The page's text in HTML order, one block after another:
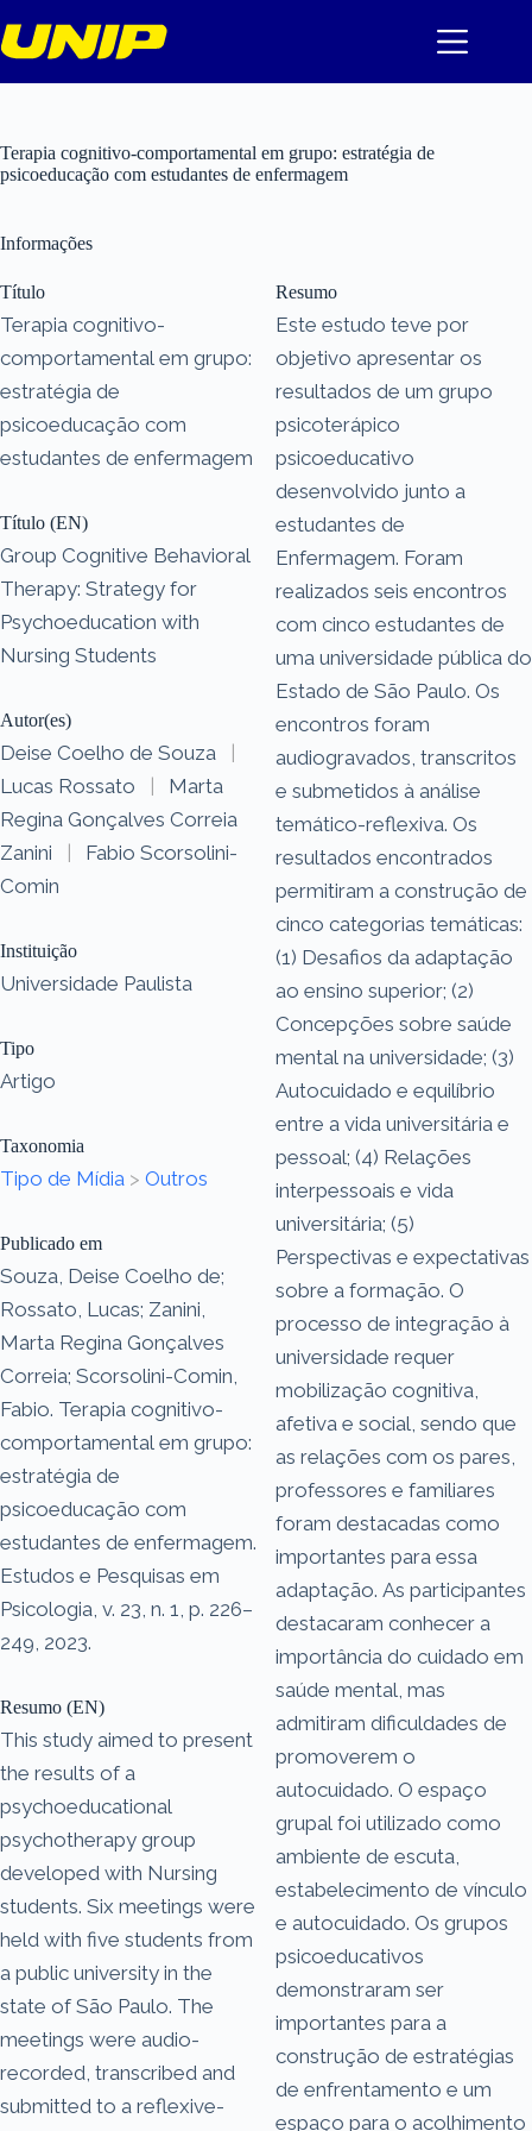
para
o
Terapia cognitivo-comportamental em grupo: estratégia de
psicoeducação com estudantes de enfermagem
Informações
Título
Terapia cognitivo-
comportamental em grupo:
estratégia de
psicoeducação com
estudantes de enfermagem
Título (EN)
Group Cognitive Behavioral
Therapy: Strategy for
Psychoeducation with
Nursing Students
Autor(es)
Deise Coelho de Souza
|
Lucas Rossato
|
Marta
Regina Gonçalves Correia
Zanini
|
Fabio Scorsolini-
Comin
Instituição
Universidade Paulista
Tipo
Artigo
Taxonomia
Tipo de Mídia > Outros
Publicado em
Souza, Deise Coelho de;
Rossato, Lucas; Zanini,
Marta Regina Gonçalves
Correia; Scorsolini-Comin,
Fabio. Terapia cognitivo-
comportamental em grupo:
estratégia de
psicoeducação com
estudantes de enfermagem.
Estudos e Pesquisas em
Psicologia, v. 23, n. 1, p. 226–
249, 2023.
Resumo (EN)
This study aimed to present
the results of a
psychoeducational
psychotherapy group
developed with Nursing
students. Six meetings were
held with five students from
a public university in the
state of São Paulo. The
meetings were audio-
recorded, transcribed and
submitted to a reflexive-
Resumo
Este estudo teve por
objetivo apresentar os
resultados de um grupo
psicoterápico
psicoeducativo
desenvolvido junto a
estudantes de
Enfermagem. Foram
realizados seis encontros
com cinco estudantes de
uma universidade pública do
Estado de São Paulo. Os
encontros foram
audiogravados, transcritos
e submetidos à análise
temático-reflexiva. Os
resultados encontrados
permitiram a construção de
cinco categorias temáticas:
(1) Desafios da adaptação
ao ensino superior; (2)
Concepções sobre saúde
mental na universidade; (3)
Autocuidado e equilíbrio
entre a vida universitária e
pessoal; (4) Relações
interpessoais e vida
universitária; (5)
Perspectivas e expectativas
sobre a formação. O
processo de integração à
universidade requer
mobilização cognitiva,
afetiva e social, sendo que
as relações com os pares,
professores e familiares
foram destacadas como
importantes para essa
adaptação. As participantes
destacaram conhecer a
importância do cuidado em
saúde mental, mas
admitiram dificuldades de
promoverem o
autocuidado. O espaço
grupal foi utilizado como
ambiente de escuta,
estabelecimento de vínculo
e autocuidado. Os grupos
psicoeducativos
demonstraram ser
importantes para a
construção de estratégias
de enfrentamento e um
espaço para o acolhimento